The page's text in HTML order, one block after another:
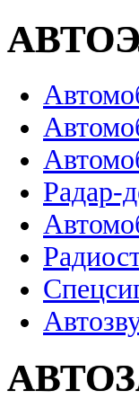
Радар-